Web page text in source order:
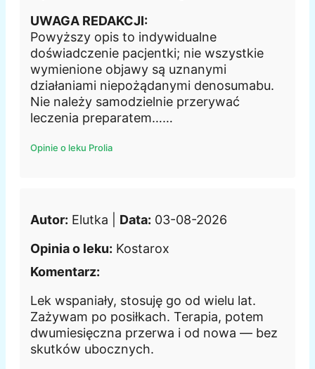
UWAGA REDAKCJI:
Powyższy opis to indywidualne
doświadczenie pacjentki; nie wszystkie
wymienione objawy są uznanymi
działaniami niepożądanymi denosumabu.
Nie należy samodzielnie przerywać
leczenia preparatem……
Opinie o leku Prolia
Autor: Elutka | Data: 03-08-2026
Opinia o leku: Kostarox
Komentarz:
Lek wspaniały, stosuję go od wielu lat.
Zażywam po posiłkach. Terapia, potem
dwumiesięczna przerwa i od nowa — bez
skutków ubocznych.